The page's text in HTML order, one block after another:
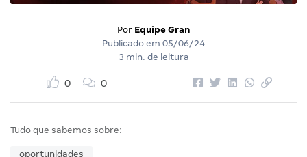
Por Equipe Gran
Publicado em 05/06/24
3 min. de leitura
0 0
Tudo que sabemos sobre:
oportunidades